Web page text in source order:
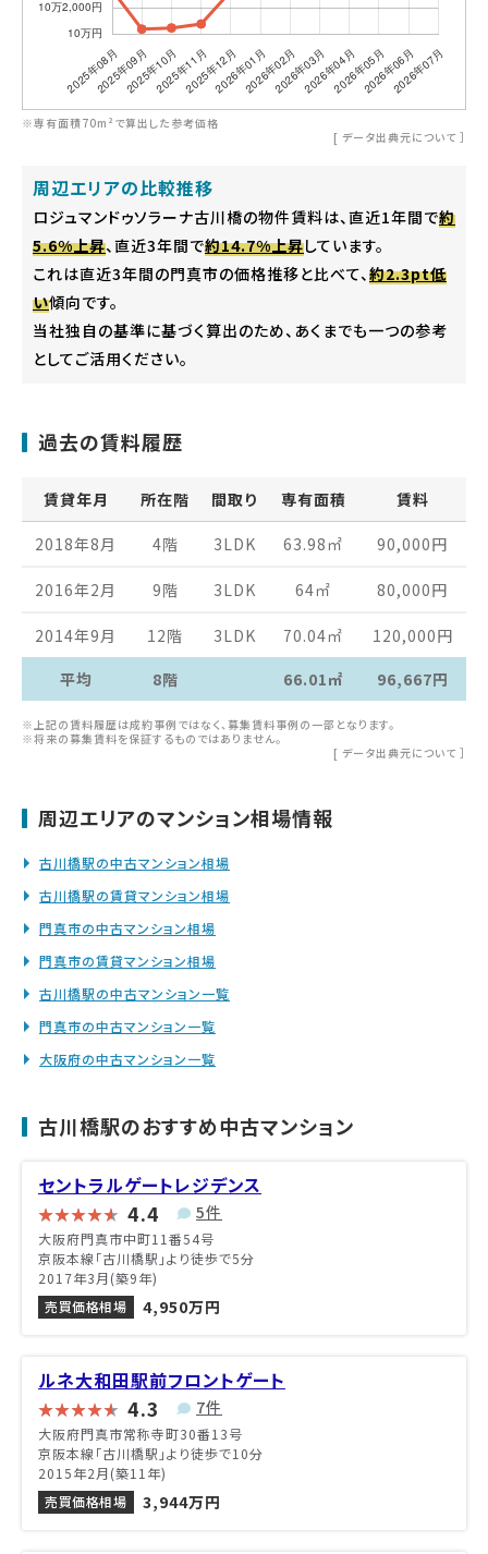
※専有面積70m²で算出した参考価格
[ データ出典元について ］
周辺エリアの比較推移
ロジュマンドゥソラーナ古川橋の物件賃料は、直近1年間で約
5.6%上昇、直近3年間で約14.7%上昇しています。
これは直近3年間の門真市の価格推移と比べて、約2.3pt低
い傾向です。
当社独自の基準に基づく算出のため、あくまでも一つの参考
としてご活用ください。
過去の賃料履歴
賃貸年月 所在階 間取り 専有面積 賃料
2018年8月 4階 3LDK 63.98 ㎡ 90,000円
2016年2月 9階 3LDK 64㎡ 80,000円
2014年9月 12階 3LDK 70.04㎡ 120,000円
平均
8階 66.01㎡ 96,667円
※上記の賃料履歴は成約事例ではなく、募集賃料事例の一部となります。
※将来の募集賃料を保証するものではありません。
[ データ出典元について ］
周辺エリアのマンション相場情報
古川橋駅の中古マンション相場
古川橋駅の賃貸マンション相場
門真市の中古マンション相場
門真市の賃貸マンション相場
古川橋駅の中古マンション一覧
門真市の中古マンション一覧
大阪府の中古マンション一覧
古川橋駅のおすすめ中古マンション
セントラルゲートレジデンス
4.4 5件
大阪府門真市中町11番54号
京阪本線「古川橋駅」より徒歩で5分
2017年3月(築9年)
売買価格相場
4,950万円
ルネ大和田駅前フロントゲート
4.3 7件
大阪府門真市常称寺町30番13号
京阪本線「古川橋駅」より徒歩で10分
2015年2月(築11年)
売買価格相場
3,944万円